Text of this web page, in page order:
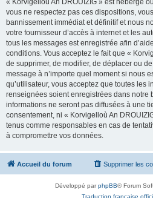
« Korvigelloù An DROUIZIG » est hébergé
vous ne respectez pas ces dispositions,
bannissement immédiat et définitif et nous
votre fournisseur d’accès à internet et les
tous les messages est enregistrée afin
conditions. Vous acceptez le fait que «
de supprimer, de modifier, de déplacer ou
message à n’importe quel moment si nous
qu’utilisateur, vous acceptez que toutes les
renseignées soient enregistrées dans notre
informations ne seront pas diffusées à une
consentement, ni « Korvigelloù An
tenus comme responsables en cas de
à compromettre vos données.
Accueil du forum Supprimer les
Développé parphpBB® Forum
Traduction française